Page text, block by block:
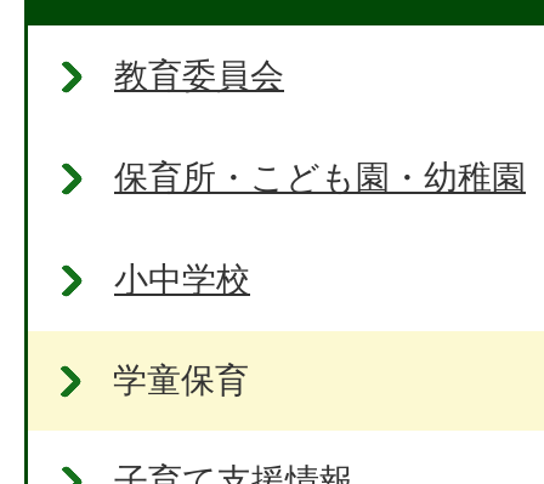
教育委員会
保育所・こども園・幼稚園
小中学校
学童保育